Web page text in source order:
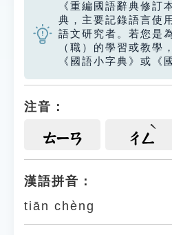
《重編國語辭典修訂
典，主要記錄語言使
語文研究者。若您是
（職）的學習或教學
《國語小字典》或《
注音：
ㄊㄧㄢ ㄔㄥ
漢語拼音：
tiān chèng